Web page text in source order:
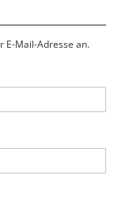
E-Mail-Adresse an.